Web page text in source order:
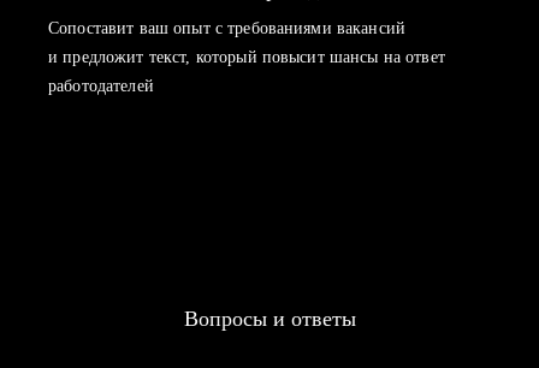
Сопоставит ваш опыт с требованиями вакансий
и предложит текст, который повысит шансы на ответ
работодателей
Вопросы и ответы